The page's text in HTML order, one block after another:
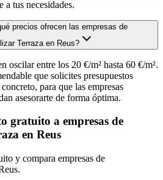
a tus necesidades.
precios ofrecen las empresas de
Terraza en Reus?
oscilar entre los 20 €/m² hasta 60 €/m².
que solicites presupuestos
para que las empresas
asesorarte de forma óptima.
gratuito a empresas de
en Reus
y compara empresas de